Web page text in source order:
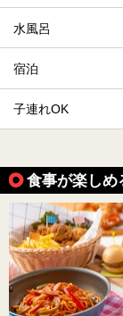
水風呂
宿泊
子連れOK
食事が楽しめ